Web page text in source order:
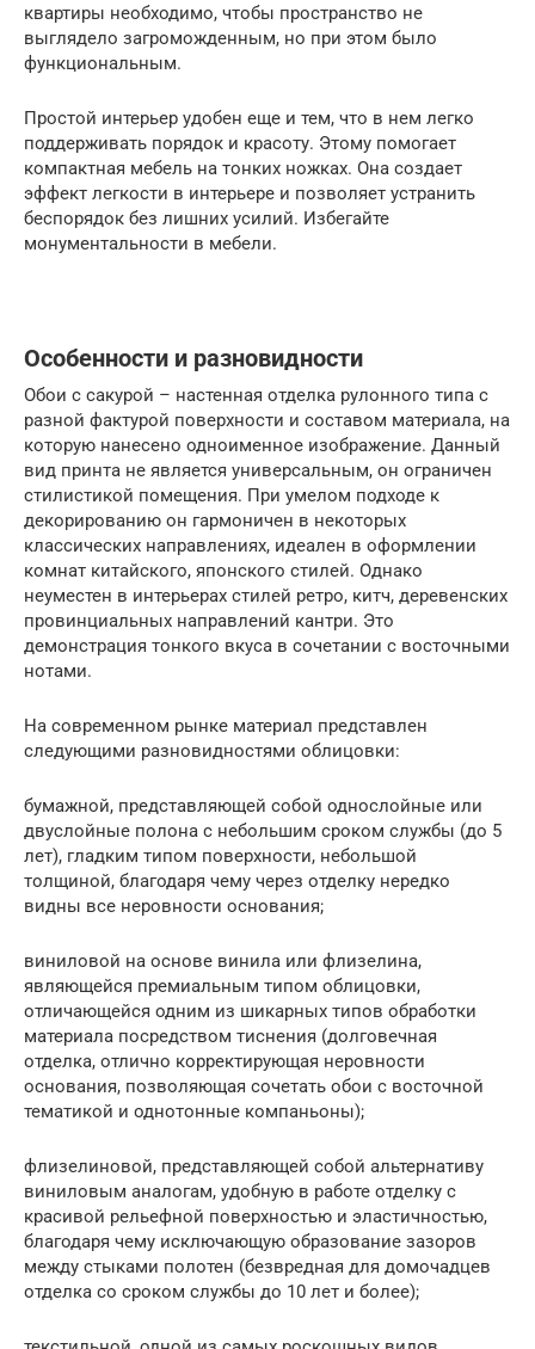
квартиры необходимо, чтобы пространство не
выглядело загроможденным, но при этом было
функциональным.
Простой интерьер удобен еще и тем, что в нем легко
поддерживать порядок и красоту. Этому помогает
компактная мебель на тонких ножках. Она создает
эффект легкости в интерьере и позволяет устранить
беспорядок без лишних усилий. Избегайте
монументальности в мебели.
Особенности и разновидности
Обои с сакурой – настенная отделка рулонного типа с
разной фактурой поверхности и составом материала, на
которую нанесено одноименное изображение. Данный
вид принта не является универсальным, он ограничен
стилистикой помещения. При умелом подходе к
декорированию он гармоничен в некоторых
классических направлениях, идеален в оформлении
комнат китайского, японского стилей. Однако
неуместен в интерьерах стилей ретро, китч, деревенских
провинциальных направлений кантри. Это
демонстрация тонкого вкуса в сочетании с восточными
нотами.
На современном рынке материал представлен
следующими разновидностями облицовки:
бумажной, представляющей собой однослойные или
двуслойные полона с небольшим сроком службы (до 5
лет), гладким типом поверхности, небольшой
толщиной, благодаря чему через отделку нередко
видны все неровности основания;
виниловой на основе винила или флизелина,
являющейся премиальным типом облицовки,
отличающейся одним из шикарных типов обработки
материала посредством тиснения (долговечная
отделка, отлично корректирующая неровности
основания, позволяющая сочетать обои с восточной
тематикой и однотонные компаньоны);
флизелиновой, представляющей собой альтернативу
виниловым аналогам, удобную в работе отделку с
красивой рельефной поверхностью и эластичностью,
благодаря чему исключающую образование зазоров
между стыками полотен (безвредная для домочадцев
отделка со сроком службы до 10 лет и более);